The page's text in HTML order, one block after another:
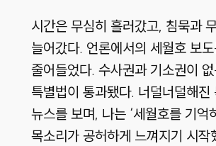
시간은 무심히 흘러갔고, 침묵과
늘어갔다. 언론에서의 세월호 보
줄어들었다. 수사권과 기소권이
특별법이 통과됐다. 너덜너덜해진
뉴스를 보며, 나는 ‘세월호를 기억
목소리가 공허하게 느껴지기 시작